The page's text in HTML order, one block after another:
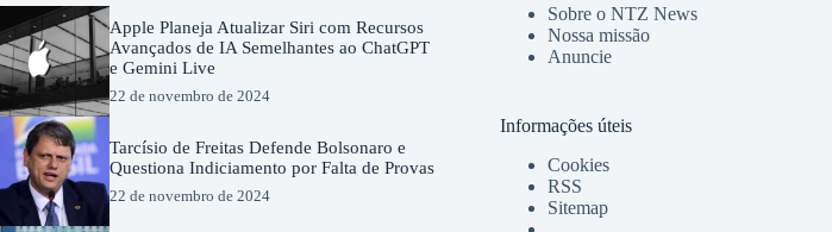
Apple Planeja Atualizar Siri com Recursos
Avançados de IA Semelhantes ao ChatGPT
e Gemini Live
22 de novembro de 2024
Tarcísio de Freitas Defende Bolsonaro e
Questiona Indiciamento por Falta de Provas
22 de novembro de 2024
Sobre o NTZ News
Nossa missão
Anuncie
Informações úteis
Cookies
RSS
Sitemap